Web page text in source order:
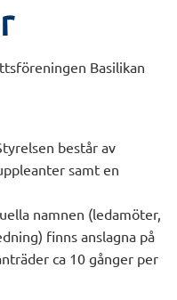
Basilikan
består av
samt en
namnen (ledamöter,
finns anslagna på
ca 10 gånger per